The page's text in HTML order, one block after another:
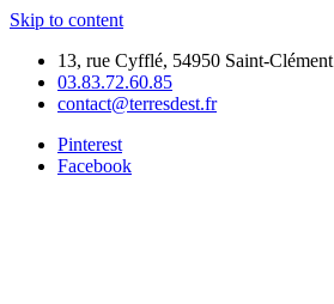
Skip to content
13, rue Cyfflé, 54950 Saint-Clément
03.83.72.60.85
contact@terresdest.fr
Pinterest
Facebook